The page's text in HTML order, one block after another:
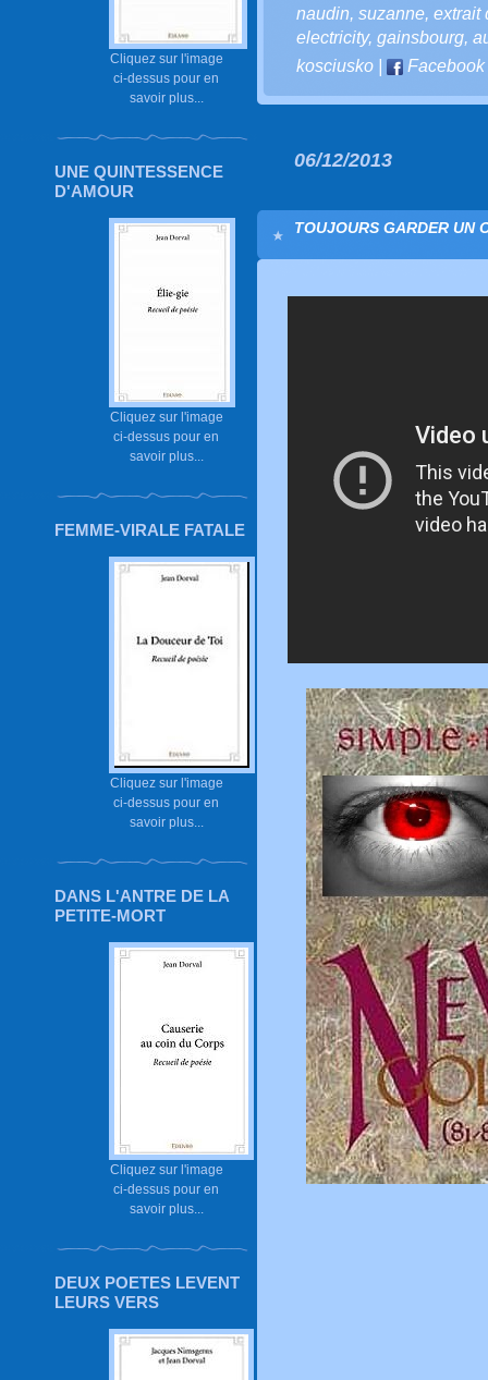
Cliquez sur l'image
ci-dessus pour en
savoir plus...
UNE QUINTESSENCE
D'AMOUR
Cliquez sur l'image
ci-dessus pour en
savoir plus...
FEMME-VIRALE FATALE
Cliquez sur l'image
ci-dessus pour en
savoir plus...
DANS L'ANTRE DE LA
PETITE-MORT
Cliquez sur l'image
ci-dessus pour en
savoir plus...
DEUX POETES LEVENT
LEURS VERS
naudin, suzanne, extrait
electricity, gainsbourg,
kosciusko
Facebook
06/12/2013
TOUJOURS GARDER UN